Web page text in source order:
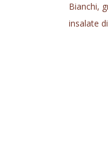
Bianchi,
insalate